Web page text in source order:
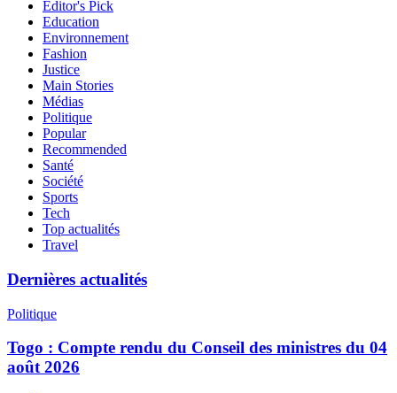
Editor's Pick
Education
Environnement
Fashion
Justice
Main Stories
Médias
Politique
Popular
Recommended
Santé
Société
Sports
Tech
Top actualités
Travel
Dernières actualités
Politique
Togo : Compte rendu du Conseil des ministres du 04
août 2026